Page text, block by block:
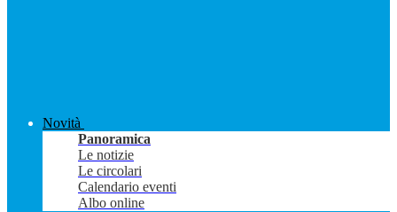
Novità
Panoramica
Le notizie
Le circolari
Calendario eventi
Albo online